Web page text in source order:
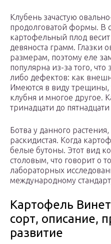
Клубень зачастую
продолговатой формы. В
картофельный плод
девяноста грамм. Глазки
размерам, поэтому еле
популярна из-за того,
либо дефектов: как
Имеются в виду трещины,
клубня и многое другое.
тринадцати до
Ботва у данного растения,
раскидистая. Когда
белые бутоны. Этот вид
столовым, что говорит о
лабораторных
международному
Картофель
сорт, описание,
развитие